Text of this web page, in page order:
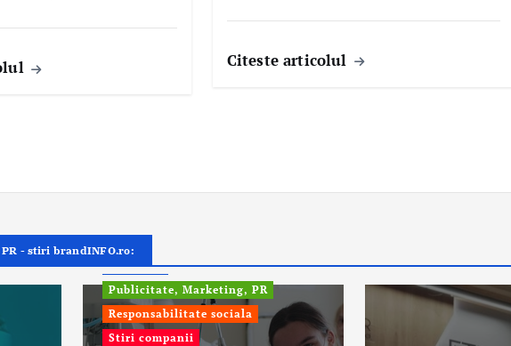
Citeste articolul
- stiri brandINFO.ro:
ONG Info
Publicitate, Marketing, PR
Responsabilitate sociala
Stiri companii